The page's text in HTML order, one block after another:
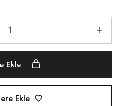
Ekle
Ekle